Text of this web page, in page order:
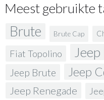
Meest gebruikte
Brute Brute Cap
Fiat Topolino Jeep
Jeep Brute Jeep
Jeep Renegade